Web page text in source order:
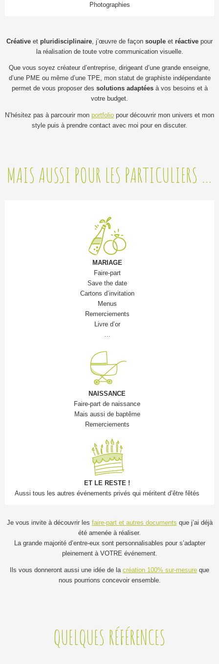
Photographies
Créative et pluridisciplinaire , j’œuvre de façon souple et réactive pour
la réalisation de toute votre communication visuelle.
Que vous soyez créateur d’entreprise, dirigeant d’une grande enseigne,
d’une PME ou même d’une TPE, mon statut de graphiste indépendante
permet de vous proposer des solutions adaptéesà vos besoins et à
votre budget.
N’hésitez pas à parcourir mon portfolio pour découvrir mon univers et mon
style puis à prendre contact avec moi pour en discuter.
MAIS AUSSI POUR LES PARTICULIERS …
MARIAGE
Faire-part
Save the date
Cartons d’invitation
Menus
Remerciements
Livre d’or
NAISSANCE
Faire-part de naissance
Mais aussi de baptême
Remerciements
ET LE RESTE !
Aussi tous les autres événements privés qui méritent d’être fêtés
Je vous invite à découvrir les faire-part et autres documents que j’ai déjà
été amenée à réaliser.
La grande majorité d’entre-eux sont personnalisables pour s’adapter
pleinement à VOTRE événement.
Ils vous donneront aussi une idée de la création 100% sur-mesure que
nous pourrions concevoir ensemble.
QUELQUES RÉFÉRENCES